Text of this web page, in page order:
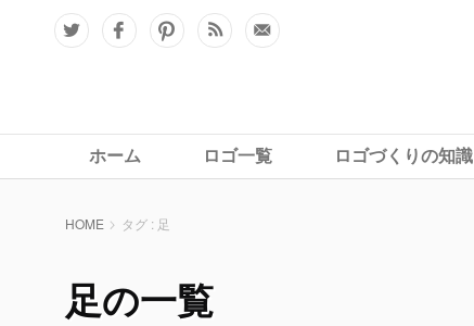
ホーム ロゴ一覧 ロゴづくりの知識
HOME タグ : 足
足の一覧